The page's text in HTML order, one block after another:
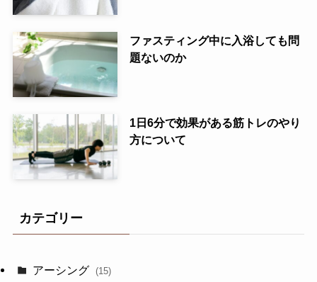
ファスティング中に入浴しても問
題ないのか
1日6分で効果がある筋トレのやり
方について
カテゴリー
アーシング (15)